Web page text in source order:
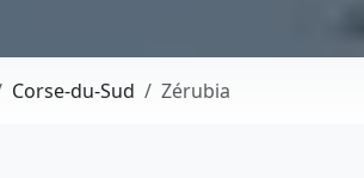
Corse-du-Sud Zérubia